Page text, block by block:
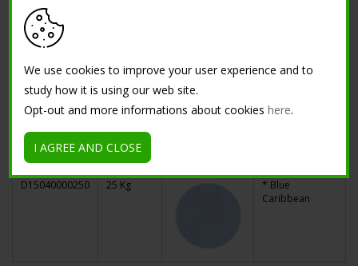
D15043500250
D15036500250 25 Kg
D15040000250 25 Kg
* Blue
Caribbean
We use cookies to improve your user experience and to
study how it is using our web site.
Opt-out and more informations about cookieshere.
I AGREE AND CLOSE